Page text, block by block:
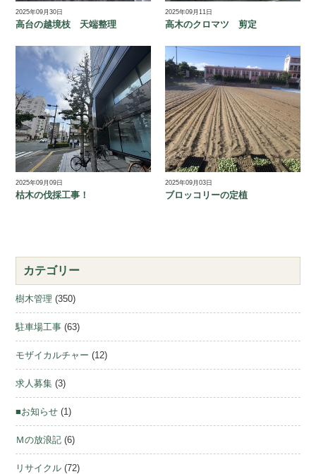
2025年09月30日
高台の越境枝 天端整理
2025年09月11日
高木のクロマツ 剪定
2025年09月09日
枯木の伐採工事！
2025年09月03日
ブロッコリーの定植
カテゴリー
樹木管理 (350)
駐車場工事 (63)
モザイカルチャー (12)
求人募集 (3)
■お知らせ (1)
Ｍの放浪記 (6)
リサイクル (72)